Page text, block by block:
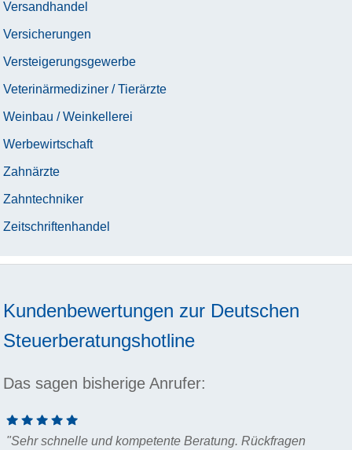
Versandhandel
Versicherungen
Versteigerungsgewerbe
Veterinärmediziner / Tierärzte
Weinbau / Weinkellerei
Werbewirtschaft
Zahnärzte
Zahntechniker
Zeitschriftenhandel
Kundenbewertungen zur Deutschen
Steuerberatungshotline
Das sagen bisherige Anrufer:
"Sehr schnelle und kompetente Beratung. Rückfragen